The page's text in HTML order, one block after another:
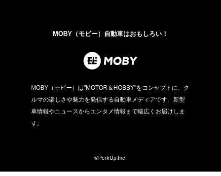
MOBY（モビー）自動車はおもしろい！
MOBY（モビー）は"MOTOR＆HOBBY"をコンセプトに、ク
ルマの楽しさや魅力を発信する自動車メディアです。新型
車情報やニュースからエンタメ情報まで幅広くお届けしま
す。
©PerkUp.Inc.